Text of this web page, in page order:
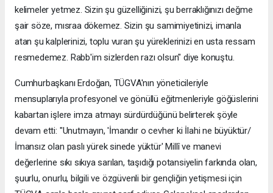
kelimeler yetmez. Sizin şu güzelliğinizi, şu berraklığınızı değme
şair söze, mısraa dökemez. Sizin şu samimiyetinizi, imanla
atan şu kalplerinizi, toplu vuran şu yüreklerinizi en usta ressam
resmedemez. Rabb'im sizlerden razı olsun" diye konuştu.
Cumhurbaşkanı Erdoğan, TÜGVA'nın yöneticileriyle
mensuplarıyla profesyonel ve gönüllü eğitmenleriyle göğüslerini
kabartan işlere imza atmayı sürdürdüğünü belirterek şöyle
devam etti: "Unutmayın, 'İmandır o cevher ki İlahi ne büyüktür/
İmansız olan paslı yürek sinede yüktür' Millî ve manevi
değerlerine sıkı sıkıya sarılan, taşıdığı potansiyelin farkında olan,
şuurlu, onurlu, bilgili ve özgüvenli bir gençliğin yetişmesi için